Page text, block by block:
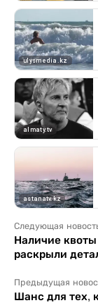
Следующая
Наличие
раскрыли
Предыдущая
Шанс для тех,